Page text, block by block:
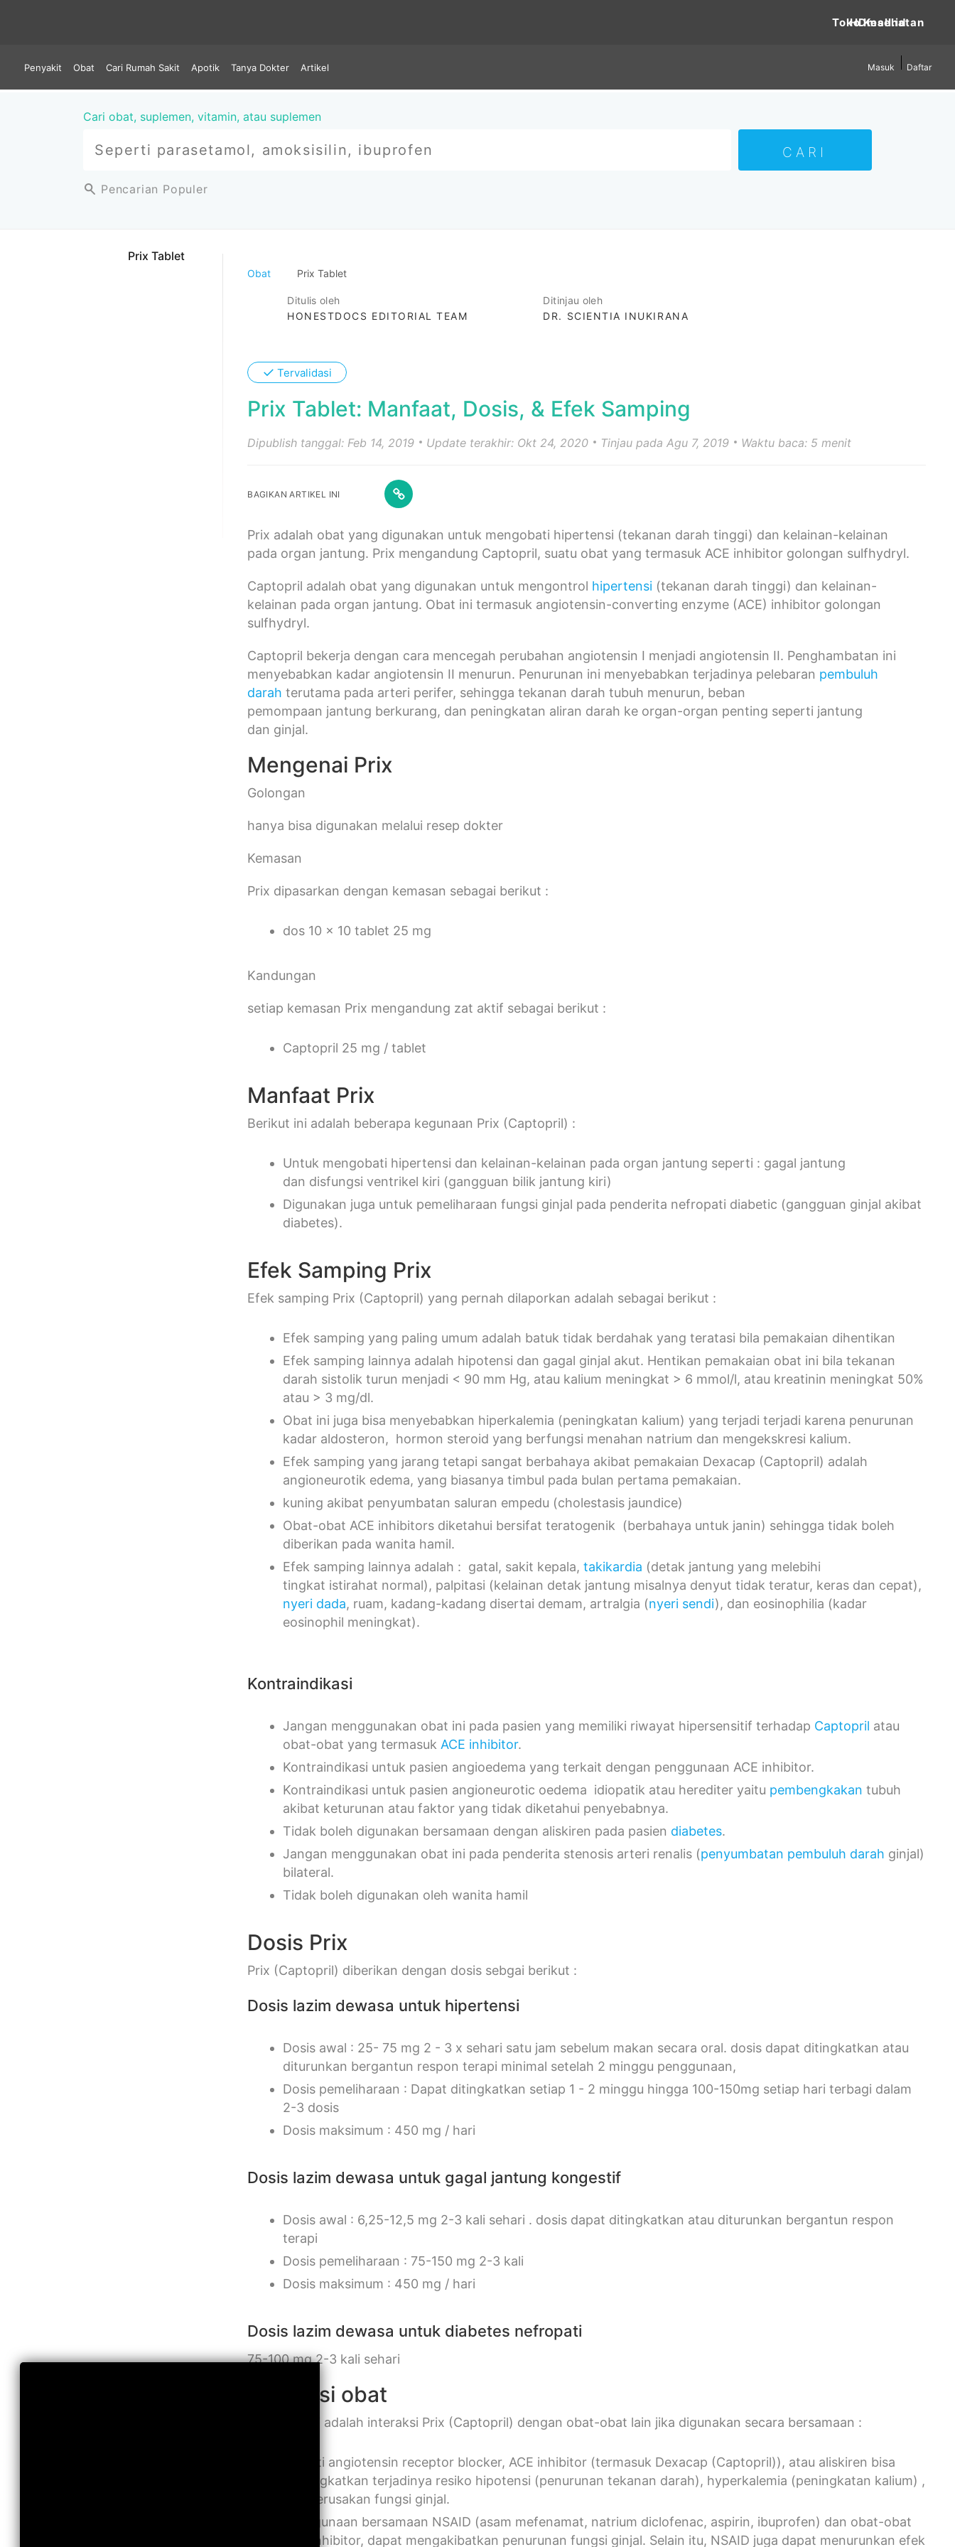
Toko Kesehatan
Penyakit Obat Cari Rumah Sakit Apotik Tanya Dokter Artikel Masuk Daftar
Cari obat, suplemen, vitamin, atau suplemen
Pencarian Populer
Prix Tablet
Obat Prix Tablet
Ditulis oleh
HONESTDOCS EDITORIAL TEAM
Ditinjau oleh
DR. SCIENTIA INUKIRANA
✓ Tervalidasi
Prix Tablet: Manfaat, Dosis, & Efek Samping
Dipublish tanggal: Feb 14, 2019 Update terakhir: Okt 24, 2020 Tinjau pada Agu 7, 2019 Waktu baca: 5 menit
BAGIKAN ARTIKEL INI
Prix adalah obat yang digunakan untuk mengobati hipertensi (tekanan darah tinggi) dan kelainan-kelainan
pada organ jantung. Prix mengandung Captopril, suatu obat yang termasuk ACE inhibitor golongan sulfhydryl.
Captopril adalah obat yang digunakan untuk mengontrol hipertensi (tekanan darah tinggi) dan kelainan-
kelainan pada organ jantung. Obat ini termasuk angiotensin-converting enzyme (ACE) inhibitor golongan
sulfhydryl.
Captopril bekerja dengan cara mencegah perubahan angiotensin I menjadi angiotensin II. Penghambatan ini
menyebabkan kadar angiotensin II menurun. Penurunan ini menyebabkan terjadinya pelebaran pembuluh
darah terutama pada arteri perifer, sehingga tekanan darah tubuh menurun, beban
pemompaan jantung berkurang, dan peningkatan aliran darah ke organ-organ penting seperti jantung
dan ginjal.
Mengenai Prix
Golongan
hanya bisa digunakan melalui resep dokter
Kemasan
Prix dipasarkan dengan kemasan sebagai berikut :
dos 10 x 10 tablet 25 mg
Kandungan
setiap kemasan Prix mengandung zat aktif sebagai berikut :
Captopril 25 mg / tablet
Manfaat Prix
Berikut ini adalah beberapa kegunaan Prix (Captopril) :
Untuk mengobati hipertensi dan kelainan-kelainan pada organ jantung seperti : gagal jantung
dan disfungsi ventrikel kiri (gangguan bilik jantung kiri)
Digunakan juga untuk pemeliharaan fungsi ginjal pada penderita nefropati diabetic (gangguan ginjal akibat
diabetes).
Efek Samping Prix
Efek samping Prix (Captopril) yang pernah dilaporkan adalah sebagai berikut :
Efek samping yang paling umum adalah batuk tidak berdahak yang teratasi bila pemakaian dihentikan
Efek samping lainnya adalah hipotensi dan gagal ginjal akut. Hentikan pemakaian obat ini bila tekanan
darah sistolik turun menjadi < 90 mm Hg, atau kalium meningkat > 6 mmol/l, atau kreatinin meningkat 50%
atau > 3 mg/dl.
Obat ini juga bisa menyebabkan hiperkalemia (peningkatan kalium) yang terjadi terjadi karena penurunan
kadar aldosteron, hormon steroid yang berfungsi menahan natrium dan mengekskresi kalium.
Efek samping yang jarang tetapi sangat berbahaya akibat pemakaian Dexacap (Captopril) adalah
angioneurotik edema, yang biasanya timbul pada bulan pertama pemakaian.
kuning akibat penyumbatan saluran empedu (cholestasis jaundice)
Obat-obat ACE inhibitors diketahui bersifat teratogenik (berbahaya untuk janin) sehingga tidak boleh
diberikan pada wanita hamil.
Efek samping lainnya adalah : gatal, sakit kepala,takikardia (detak jantung yang melebihi
tingkat istirahat normal), palpitasi (kelainan detak jantung misalnya denyut tidak teratur, keras dan cepat),
nyeri dada, ruam, kadang-kadang disertai demam, artralgia (nyeri sendi), dan eosinophilia (kadar
eosinophil meningkat).
Kontraindikasi
Jangan menggunakan obat ini pada pasien yang memiliki riwayat hipersensitif terhadap Captopril atau
obat-obat yang termasuk ACE inhibitor.
Kontraindikasi untuk pasien angioedema yang terkait dengan penggunaan ACE inhibitor.
Kontraindikasi untuk pasien angioneurotic oedema idiopatik atau herediter yaitu pembengkakan tubuh
akibat keturunan atau faktor yang tidak diketahui penyebabnya.
Tidak boleh digunakan bersamaan dengan aliskiren pada pasien diabetes.
Jangan menggunakan obat ini pada penderita stenosis arteri renalis (penyumbatan pembuluh darah ginjal)
bilateral.
Tidak boleh digunakan oleh wanita hamil
Dosis Prix
Prix (Captopril) diberikan dengan dosis sebgai berikut :
Dosis lazim dewasa untuk hipertensi
Dosis awal : 25- 75 mg 2 - 3 x sehari satu jam sebelum makan secara oral. dosis dapat ditingkatkan atau
diturunkan bergantun respon terapi minimal setelah 2 minggu penggunaan,
Dosis pemeliharaan : Dapat ditingkatkan setiap 1 - 2 minggu hingga 100-150mg setiap hari terbagi dalam
2-3 dosis
Dosis maksimum : 450 mg / hari
Dosis lazim dewasa untuk gagal jantung kongestif
Dosis awal : 6,25-12,5 mg 2-3 kali sehari . dosis dapat ditingkatkan atau diturunkan bergantun respon
terapi
Dosis pemeliharaan : 75-150 mg 2-3 kali
Dosis maksimum : 450 mg / hari
Dosis lazim dewasa untuk diabetes nefropati
75-100 mg 2-3 kali sehari
Interaksi obat
Di bawah ini adalah interaksi Prix (Captopril) dengan obat-obat lain jika digunakan secara bersamaan :
seperti angiotensin receptor blocker, ACE inhibitor (termasuk Dexacap (Captopril)), atau aliskiren bisa
meningkatkan terjadinya resiko hipotensi (penurunan tekanan darah), hyperkalemia (peningkatan kalium) ,
dan kerusakan fungsi ginjal.
Penggunaan bersamaan NSAID (asam mefenamat, natrium diclofenac, aspirin, ibuprofen) dan obat-obat
ACE inhibitor, dapat mengakibatkan penurunan fungsi ginjal. Selain itu, NSAID juga dapat menurunkan efek